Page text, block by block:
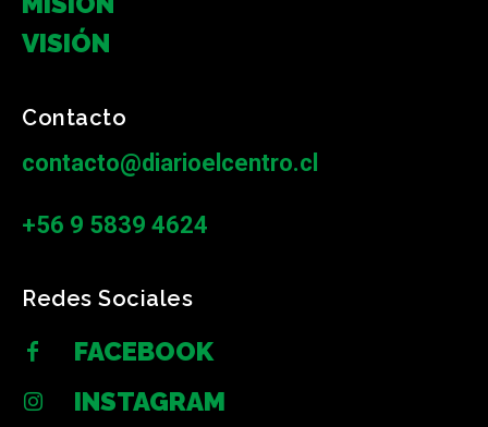
VISIÓN
Contacto
contacto@diarioelcentro.cl
+56 9 5839 4624
Redes Sociales
FACEBOOK
INSTAGRAM